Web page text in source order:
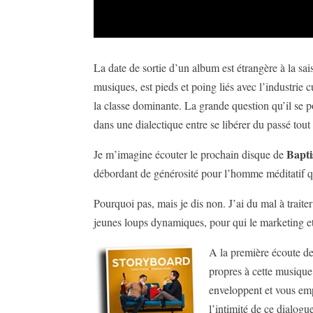
La date de sortie d’un album est étrangère à la
musiques, est pieds et poing liés avec l’industrie
la classe dominante. La grande question qu’il se
dans une dialectique entre se libérer du passé
Je m’imagine écouter le prochain disque de
débordant de générosité pour l’homme méditatif
Pourquoi pas, mais je dis non. J’ai du mal à
jeunes loups dynamiques, pour qui le marketing
A la première écoute
propres à cette
enveloppent et vous
l’intimité de ce